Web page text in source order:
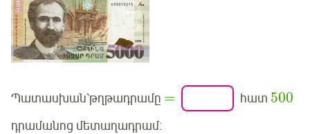
Պատասխան՝թղթադրամը = հատ 500
դրամանոց մետաղադրամ: